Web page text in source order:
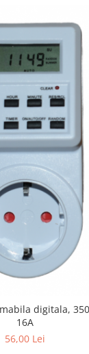
digitala,
16A
56,00 Lei